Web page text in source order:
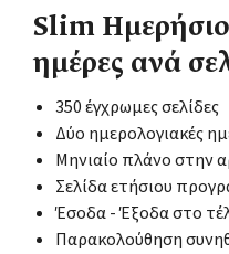
Slim
ημέρες ανά
350 έγχρωμες σελίδες
Δύο ημερολογιακές
Μηνιαίο πλάνο στην
Σελίδα ετήσιου
Έσοδα - Έξοδα στο
Παρακολούθηση